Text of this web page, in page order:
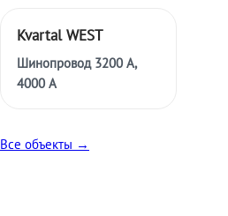
Kvartal WEST
Шинопровод 3200 А,
4000 А
Все объекты →